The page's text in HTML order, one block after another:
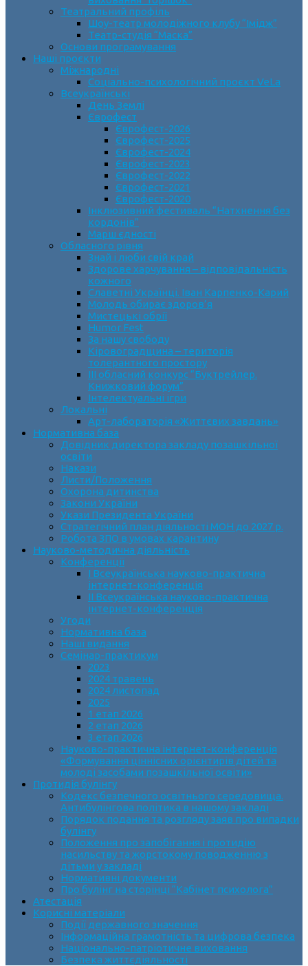
Театральний профіль
Шоу-театр молодіжного клубу “Імідж”
Театр-студія “Маска”
Основи програмування
Наші проєкти
Міжнародні
Соціально-психологічний проєкт VeLa
Всеукраїнські
День Землі
Єврофест
Єврофест-2026
Єврофест-2025
Єврофест-2024
Єврофест-2023
Єврофест-2022
Єврофест-2021
Єврофест-2020
Інклюзивний фестиваль “Натхнення без
кордонів”
Марш єдності
Обласного рівня
Знай і люби свій край
Здорове харчування – відповідальність
кожного
Славетні Українці. Іван Карпенко-Карий
Молодь обирає здоров’я
Мистецькі обрії
Humor Fest
За нашу свободу
Кіровоградщина – територія
толерантного простору
ІII обласний конкурс “Буктрейлер.
Книжковий форум”
Інтелектуальні ігри
Локальні
Арт-лабораторія «Життєвих завдань»
Нормативна база
Довідник директора закладу позашкільної
освіти
Накази
Листи/Положення
Охорона дитинства
Закони України
Укази Президента України
Стратегічний план діяльності МОН до 2027 р.
Робота ЗПО в умовах карантину
Науково-методична діяльність
Конференції
І Всеукраїнська науково-практична
інтернет-конференція
ІІ Всеукраїнська науково-практична
інтернет-конференція
Угоди
Нормативна база
Наші видання
Семінар-практикум
2023
2024 травень
2024 листопад
2025
1 етап 2026
2 етап 2026
3 етап 2026
Науково-практична інтернет-конференція
«Формування ціннісних орієнтирів дітей та
молоді засобами позашкільної освіти»
Протидія булінгу
Кодекс безпечного освітнього середовища.
Антибулінгова політика в нашому закладі
Порядок подання та розгляду заяв про випадки
булінгу
Положення про запобігання і протидію
насильству та жорстокому поводженню з
дітьми у закладі
Нормативні документи
Про булінг на сторінці “Кабінет психолога”
Атестація
Корисні матеріали
Події державного значення
Інформаційна грамотність та цифрова безпека
Національно-патріотичне виховання
Безпека життєдіяльності